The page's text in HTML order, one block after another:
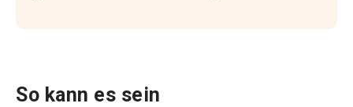
So kann es sein